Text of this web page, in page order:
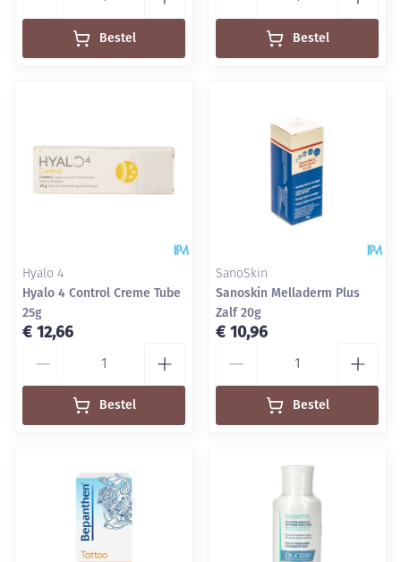
Bestel Bestel
Hyalo 4
Hyalo 4 Control Creme Tube
25g
€ 12,66
Bestel
SanoSkin
Sanoskin Melladerm Plus
Zalf 20g
€ 10,96
Bestel